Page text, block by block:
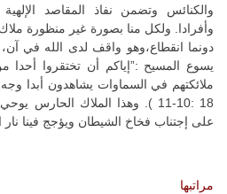
والكنائس وتضمن نفاذ المقاصد
وأفرادا. ولكل منا بصورة غير منظورة
دونما انقطاع،وهو واقف لدى الله في
يسوع المسيح :”إياكم أن تختقروا أحدا
ملائكتهم في السماوات يشاهدون أبدا
18 :10-11 ). وهذا الملاك الحارس
على إجتناب فخاخ الشيطان ويؤجج فينا نار
مراتبها